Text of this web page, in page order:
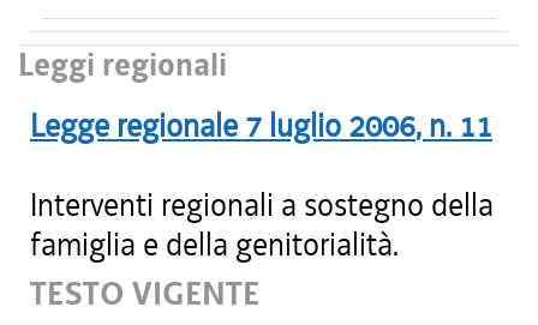
Leggi regionali
Legge regionale 7 luglio 2006, n. 11
Interventi regionali a sostegno della
famiglia e della genitorialità.
TESTO VIGENTE